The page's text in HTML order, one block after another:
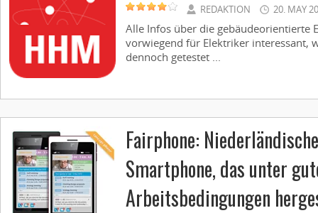
REDAKTION 20. MAY
Alle Infos über die gebäudeorientierte
vorwiegend für Elektriker interessant,
dennoch getestet ...
Fairphone:
Smartphone, das unter
Arbeitsbedingungen